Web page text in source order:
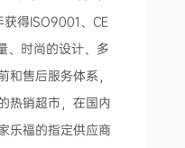
得ISO9001、CE
、时尚的设计、多
和售后服务体系，
热销超市，在国内
乐福的指定供应商